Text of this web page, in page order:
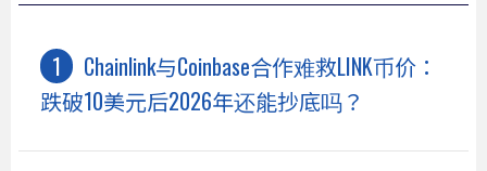
Chainlink与Coinbase合作难救LINK币价：
跌破10美元后2026年还能抄底吗？